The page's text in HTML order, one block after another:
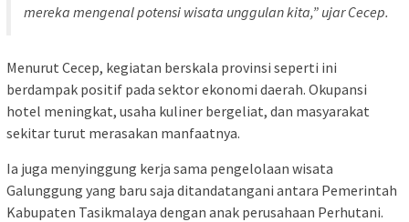
mereka mengenal potensi wisata unggulan kita,” ujar Cecep.
Menurut Cecep, kegiatan berskala provinsi seperti ini
berdampak positif pada sektor ekonomi daerah. Okupansi
hotel meningkat, usaha kuliner bergeliat, dan masyarakat
sekitar turut merasakan manfaatnya.
Ia juga menyinggung kerja sama pengelolaan wisata
Galunggung yang baru saja ditandatangani antara Pemerintah
Kabupaten Tasikmalaya dengan anak perusahaan Perhutani.